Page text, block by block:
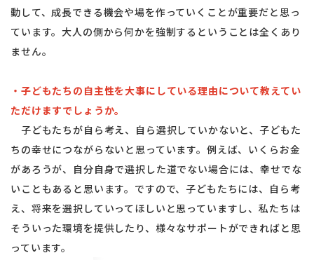
動して、成長できる機会や場を作っていくことが重要だと思っ
ています。大人の側から何かを強制するということは全くあり
ません。
・子どもたちの自主性を大事にしている理由について教えてい
ただけますでしょうか。
子どもたちが自ら考え、自ら選択していかないと、子どもた
ちの幸せにつながらないと思っています。例えば、いくらお金
があろうが、自分自身で選択した道でない場合には、幸せでな
いこともあると思います。ですので、子どもたちには、自ら考
え、将来を選択していってほしいと思っていますし、私たちは
そういった環境を提供したり、様々なサポートができればと思
っています。